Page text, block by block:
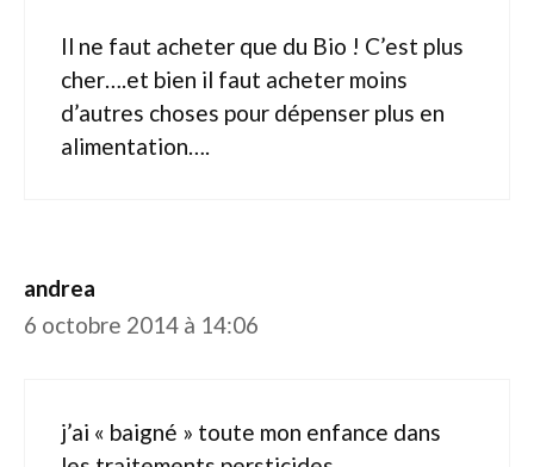
Il ne faut acheter que du Bio ! C’est plus
cher….et bien il faut acheter moins
d’autres choses pour dépenser plus en
alimentation….
andrea
6 octobre 2014 à 14:06
j’ai « baigné » toute mon enfance dans